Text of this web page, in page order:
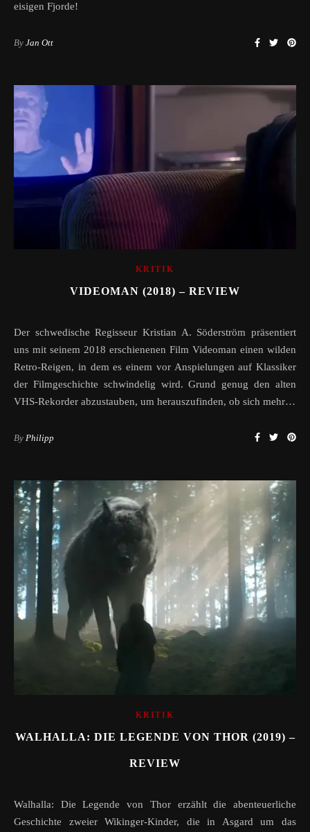
eisigen Fjorde!
By Jan Ott
KRITIK
VIDEOMAN (2018) – REVIEW
Der schwedische Regisseur Kristian A. Söderström präsentiert
uns mit seinem 2018 erschienenen Film Videoman einen wilden
Retro-Reigen, in dem es einem vor Anspielungen auf Klassiker
der Filmgeschichte schwindelig wird. Grund genug den alten
VHS-Rekorder abzustauben, um herauszufinden, ob sich mehr…
By Philipp
KRITIK
WALHALLA: DIE LEGENDE VON THOR (2019) –
REVIEW
Walhalla: Die Legende von Thor erzählt die abenteuerliche
Geschichte zweier Wikinger-Kinder, die in Asgard um das